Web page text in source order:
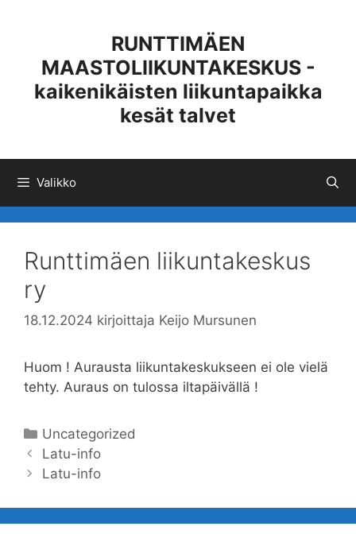
RUNTTIMÄEN
MAASTOLIIKUNTAKESKUS -
kaikenikäisten liikuntapaikka
kesät talvet
Valikko
Runttimäen liikuntakeskus
ry
18.12.2024 kirjoittaja Keijo Mursunen
Huom ! Aurausta liikuntakeskukseen ei ole vielä
tehty. Auraus on tulossa iltapäivällä !
Kategoriat
Uncategorized
Artikkelien
selaus
Latu-info
Latu-info